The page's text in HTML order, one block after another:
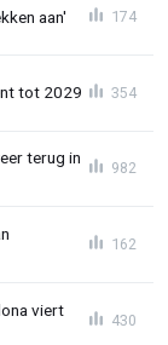
aan' 174
tot 2029 354
terug in
982
162
viert
430